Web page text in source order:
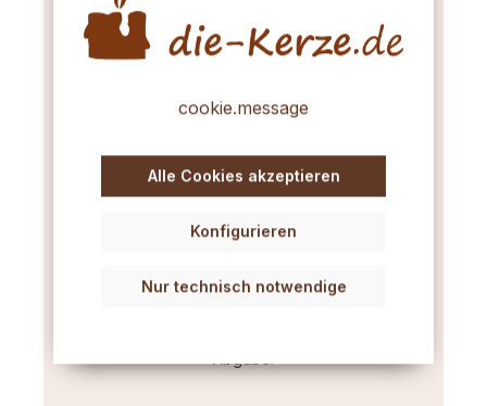
cookie.message
Nur technisch notwendige
Konfigurieren
Alle Cookies akzeptieren